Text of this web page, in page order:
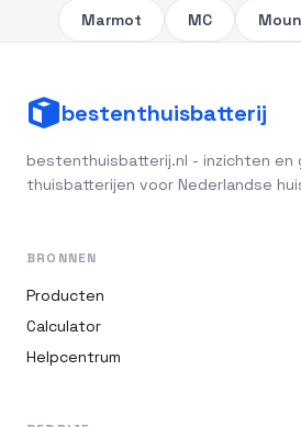
Marmot MC
bestenthuisbatterij
bestenthuisbatterij.nl - inzichten en
thuisbatterijen voor Nederlandse
BRONNEN
Producten
Calculator
Helpcentrum